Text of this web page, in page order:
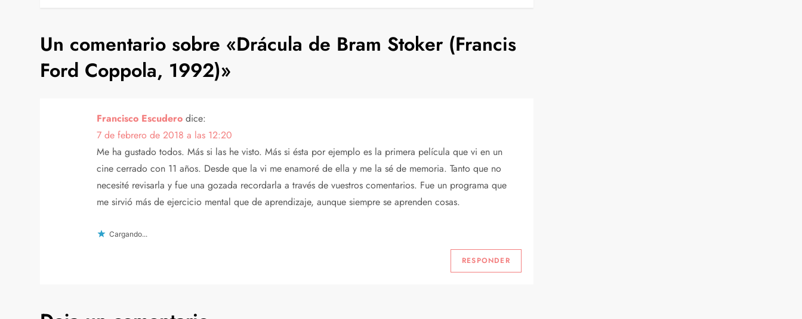
v
e
Un comentario sobre «Drácula de Bram Stoker (Francis
Ford Coppola, 1992)»
Francisco Escudero dice:
7 de febrero de 2018 a las 12:20
Me ha gustado todos. Más si las he visto. Más si ésta por ejemplo es la primera película que vi en un
cine cerrado con 11 años. Desde que la vi me enamoré de ella y me la sé de memoria. Tanto que no
necesité revisarla y fue una gozada recordarla a través de vuestros comentarios. Fue un programa que
me sirvió más de ejercicio mental que de aprendizaje, aunque siempre se aprenden cosas.
Cargando...
RESPONDER